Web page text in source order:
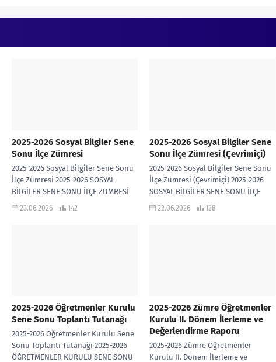
2025-2026 Sosyal Bilgiler Sene
Sonu İlçe Zümresi
2025-2026 Sosyal Bilgiler Sene Sonu
İlçe Zümresi 2025-2026 SOSYAL
BİLGİLER SENE SONU İLÇE ZÜMRESİ
İNDİR
23.06.2026 142
2025-2026 Sosyal Bilgiler Sene
Sonu İlçe Zümresi (Çevrimiçi)
2025-2026 Sosyal Bilgiler Sene Sonu
İlçe Zümresi (Çevrimiçi) 2025-2026
SOSYAL BİLGİLER SENE SONU İLÇE
ZÜMRESİ (ÇEVRİMİÇİ)
22.06.2026 138
2025-2026 Öğretmenler Kurulu
Sene Sonu Toplantı Tutanağı
2025-2026 Öğretmenler Kurulu Sene
Sonu Toplantı Tutanağı 2025-2026
ÖĞRETMENLER KURULU SENE SONU
2025-2026 Zümre Öğretmenler
Kurulu II. Dönem İlerleme ve
Değerlendirme Raporu
2025-2026 Zümre Öğretmenler
Kurulu II. Dönem İlerleme ve